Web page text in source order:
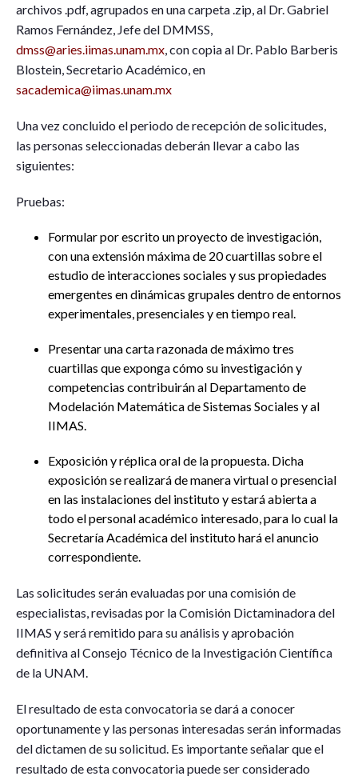
archivos .pdf, agrupados en una carpeta .zip, al Dr. Gabriel
Ramos Fernández, Jefe del DMMSS,
dmss@aries.iimas.unam.mx, con copia al Dr. Pablo Barberis
Blostein, Secretario Académico, en
sacademica@iimas.unam.mx
Una vez concluido el periodo de recepción de solicitudes,
las personas seleccionadas deberán llevar a cabo las
siguientes:
Pruebas:
Formular por escrito un proyecto de investigación,
con una extensión máxima de 20 cuartillas sobre el
estudio de interacciones sociales y sus propiedades
emergentes en dinámicas grupales dentro de entornos
experimentales, presenciales y en tiempo real.
Presentar una carta razonada de máximo tres
cuartillas que exponga cómo su investigación y
competencias contribuirán al Departamento de
Modelación Matemática de Sistemas Sociales y al
IIMAS.
Exposición y réplica oral de la propuesta. Dicha
exposición se realizará de manera virtual o presencial
en las instalaciones del instituto y estará abierta a
todo el personal académico interesado, para lo cual la
Secretaría Académica del instituto hará el anuncio
correspondiente.
Las solicitudes serán evaluadas por una comisión de
especialistas, revisadas por la Comisión Dictaminadora del
IIMAS y será remitido para su análisis y aprobación
definitiva al Consejo Técnico de la Investigación Científica
de la UNAM.
El resultado de esta convocatoria se dará a conocer
oportunamente y las personas interesadas serán informadas
del dictamen de su solicitud. Es importante señalar que el
resultado de esta convocatoria puede ser considerado